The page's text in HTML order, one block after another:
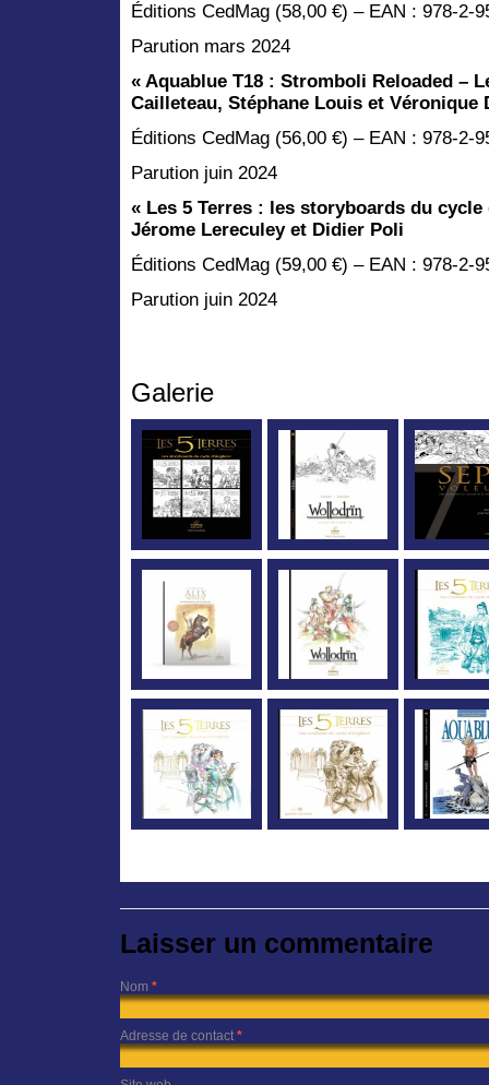
Éditions CedMag (58,00 €) – EAN : 978-2-
Parution mars 2024
« Aquablue T18 : Stromboli Reloaded –
Cailleteau, Stéphane Louis et Véronique
Éditions CedMag (56,00 €) – EAN : 978-2-
Parution juin 2024
« Les 5 Terres : les storyboards du cycle
Jérome Lereculey et Didier Poli
Éditions CedMag (59,00 €) – EAN : 978-2-
Parution juin 2024
Galerie
Laisser un commentaire
Nom *
Adresse de contact *